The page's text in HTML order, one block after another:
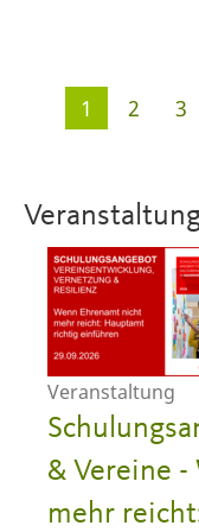
Aktuelle
1 Seite
2 3
Veranstaltung
& Vereine
mehr